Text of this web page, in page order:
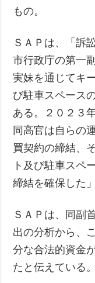
もの。
ＳＡＰは、「訴
市行政庁の第一
実妹を通じてキ
び駐車スペース
ある。２０２３
同高官は自らの
買契約の締結、
ト及び駐車スペ
締結を確保した
ＳＡＰは、同副
出の分析から、
分な合法的資金
たと伝えている。